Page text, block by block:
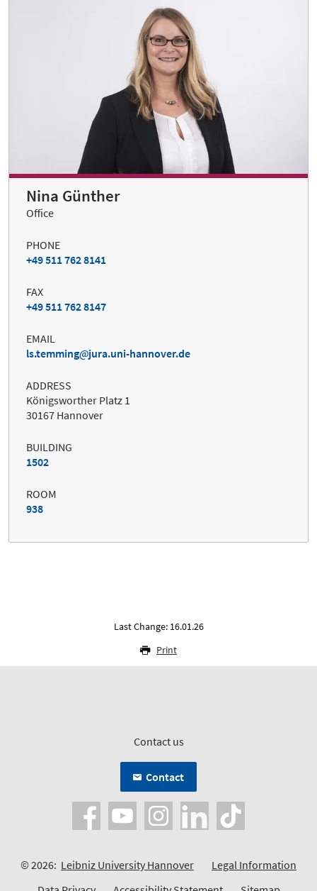
Nina Günther
Office
PHONE
+49 511 762 8141
FAX
+49 511 762 8147
EMAIL
ls.temming
jura.uni-hannover.de
ADDRESS
Königsworther Platz 1
30167 Hannover
BUILDING
1502
ROOM
938
Last Change: 16.01.26
Print
Contact us
Contact
© 2026: Leibniz University Hannover
Legal Information